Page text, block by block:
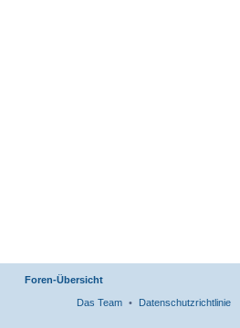
Foren-Übersicht
Datenschutzrichtlinie
Das Team